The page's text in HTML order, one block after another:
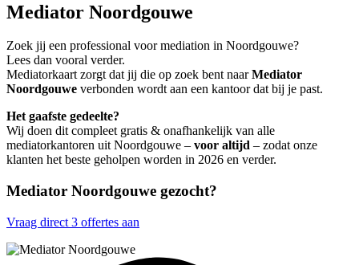
Mediator Noordgouwe
Zoek jij een professional voor mediation in Noordgouwe?
Lees dan vooral verder.
Mediatorkaart zorgt dat jij die op zoek bent naarMediator
Noordgouwe verbonden wordt aan een kantoor dat bij je past.
Het gaafste gedeelte?
Wij doen dit compleet gratis & onafhankelijk van alle
mediatorkantoren uit Noordgouwe – voor altijd – zodat onze
klanten het beste geholpen worden in 2026 en verder.
Mediator Noordgouwe gezocht?
Vraag direct 3 offertes aan